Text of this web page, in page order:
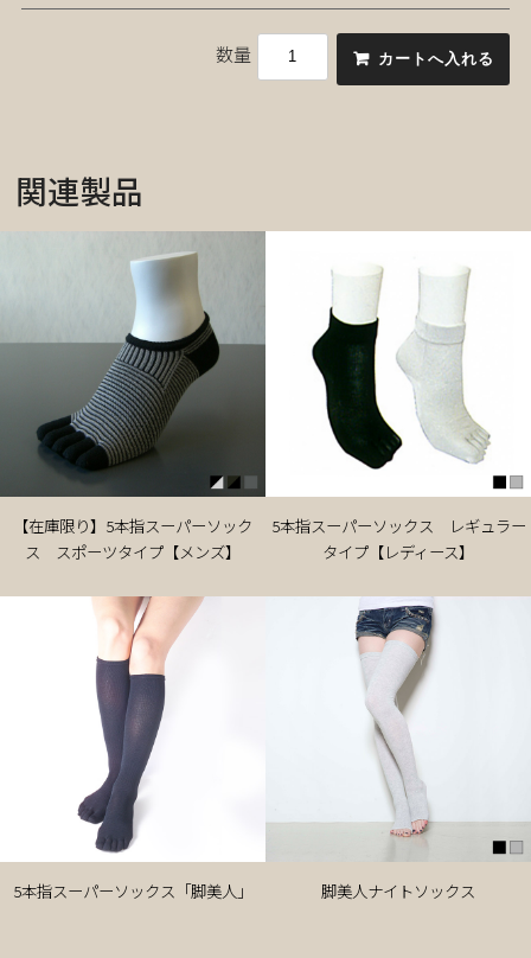
数量
関連製品
【在庫限り】5本指スーパーソック
ス スポーツタイプ【メンズ】
5本指スーパーソックス レギュラー
タイプ【レディース】
5本指スーパーソックス「脚美人」 脚美人ナイトソックス